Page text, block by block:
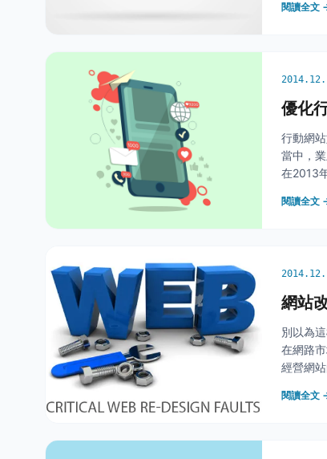
閱讀全文
優化
行動網
當中，
在2013
版呈現
閱讀全文
網站
別以為
在網路
經營網
量的頁面
閱讀全文